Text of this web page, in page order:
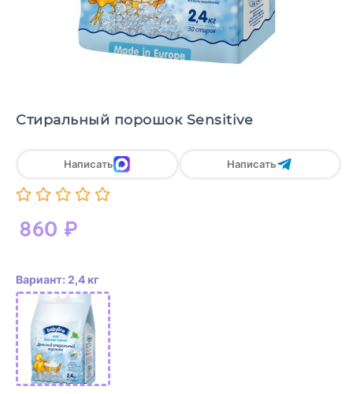
Стиральный порошок Sensitive
860 ₽
Написать Написать
Вариант: 2,4 кг